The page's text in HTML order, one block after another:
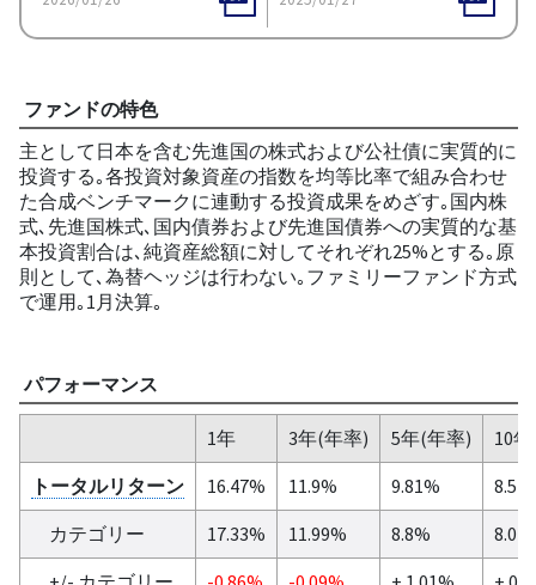
ファンドの特色
主として日本を含む先進国の株式および公社債に実質的に
投資する｡各投資対象資産の指数を均等比率で組み合わせ
た合成ベンチマークに連動する投資成果をめざす｡国内株
式､先進国株式､国内債券および先進国債券への実質的な基
本投資割合は､純資産総額に対してそれぞれ25%とする｡原
則として､為替ヘッジは行わない｡ファミリーファンド方式
で運用｡1月決算｡
パフォーマンス
1年 3年(年率) 5年(年率)
10
トータルリターン
16.47% 11.9% 9.81%
カテゴリー
17.33% 11.99% 8.8%